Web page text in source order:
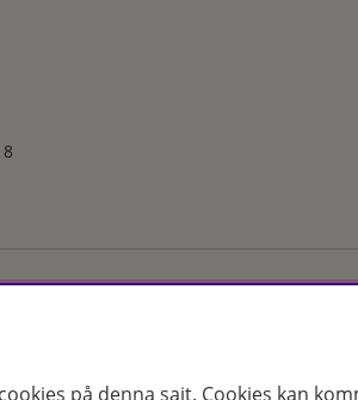
Handla enkelt på hudoteket.se eller besök oss
på denna sajt. Cookies kan